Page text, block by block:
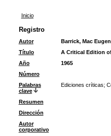
Inicio
Registro
Autor
Barrick, Mac
Título
A Critical Edition
Año
1965
Número
Palabras
clave
Ediciones críticas;
Resumen
Dirección
Autor
corporativo